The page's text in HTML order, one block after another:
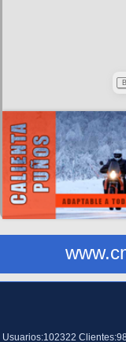
Usuarios:102322